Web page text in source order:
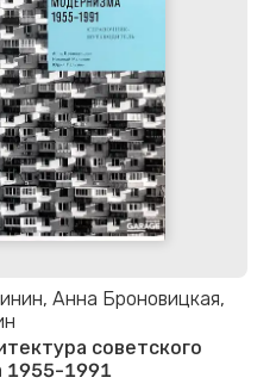
Анна Броновицкая,
советского
1955-1991